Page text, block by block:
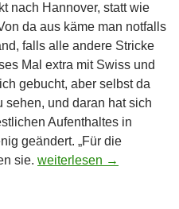
nach Hannover, statt wie
da aus käme man notfalls
falls alle andere Stricke
Mal extra mit Swiss und
gebucht, aber selbst da
sehen, und daran hat sich
Aufenthaltes in
geändert. „Für die
sie. Ein etwas anderer
weiterlesen →